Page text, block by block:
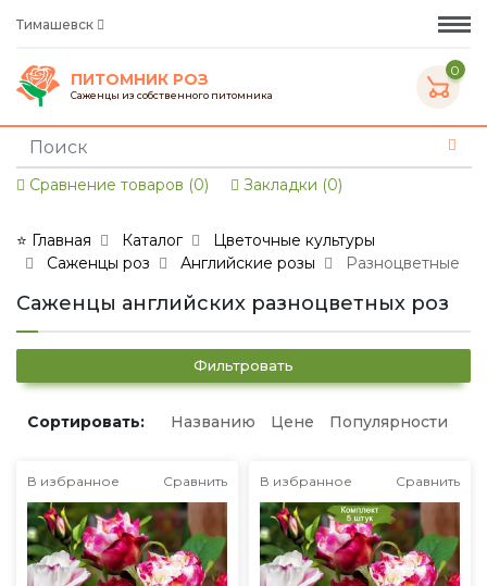
Тимашевск
ПИТОМНИК РОЗ
Саженцы из собственного питомника
0
Сравнение товаров (0) Закладки (0)
⭐ Главная Каталог
Цветочные культуры
Саженцы роз
Английские розы Разноцветные
Саженцы английских разноцветных роз
Фильтровать
Сортировать: Названию Цене Популярности
В избранное Сравнить В избранное Сравнить